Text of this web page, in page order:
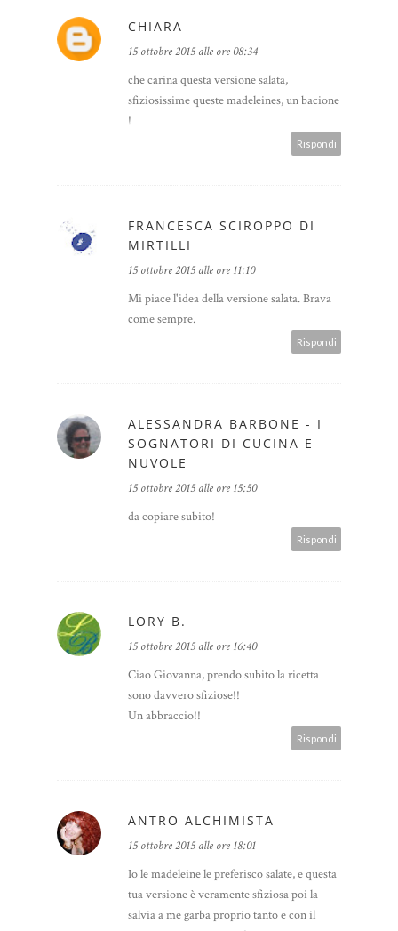
CHIARA
15 ottobre 2015 alle ore 08:34
che carina questa versione salata,
sfiziosissime queste madeleines, un bacione
!
Rispondi
FRANCESCA SCIROPPO DI
MIRTILLI
15 ottobre 2015 alle ore 11:10
Mi piace l'idea della versione salata. Brava
come sempre.
Rispondi
ALESSANDRA BARBONE - I
SOGNATORI DI CUCINA E
NUVOLE
15 ottobre 2015 alle ore 15:50
da copiare subito!
Rispondi
LORY B.
15 ottobre 2015 alle ore 16:40
Ciao Giovanna, prendo subito la ricetta
sono davvero sfiziose!!
Un abbraccio!!
Rispondi
ANTRO ALCHIMISTA
15 ottobre 2015 alle ore 18:01
Io le madeleine le preferisco salate, e questa
tua versione è veramente sfiziosa poi la
salvia a me garba proprio tanto e con il